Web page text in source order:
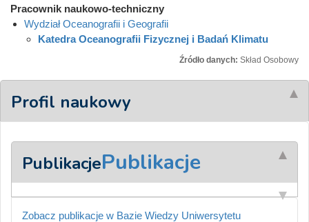
Pracownik naukowo-techniczny
Wydział Oceanografii i Geografii
Katedra Oceanografii Fizycznej i Badań Klimatu
Źródło danych: Skład Osobowy
Profil naukowy
PublikacjePublikacje
Zobacz publikacje w Bazie Wiedzy Uniwersytetu